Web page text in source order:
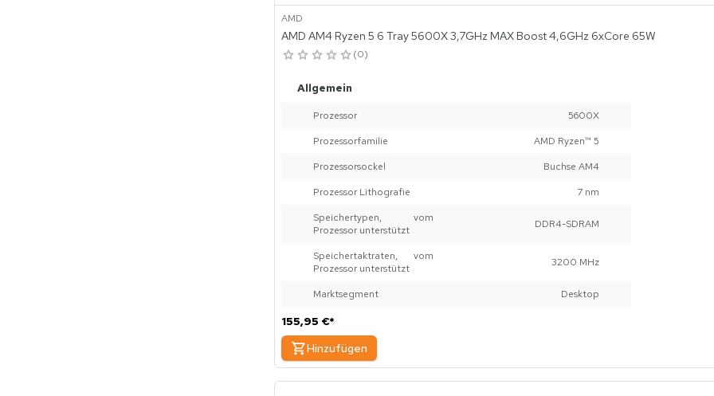
AMD
AMD AM4 Ryzen 5 6 Tray 5600X 3,7GHz MAX Boost 4,6GHz 6xCore 65W
0
Allgemein
Prozessor
5600X
Prozessorfamilie
AMD Ryzen™ 5
Prozessorsockel
Buchse AM4
Prozessor Lithografie
7 nm
Speichertypen, vom
Prozessor unterstützt
DDR4-SDRAM
Speichertaktraten, vom
Prozessor unterstützt
3200 MHz
Marktsegment Desktop
155,95 €*
Hinzufügen